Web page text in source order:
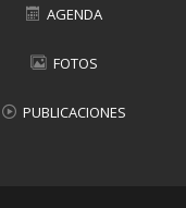
AGENDA
FOTOS
PUBLICACIONES